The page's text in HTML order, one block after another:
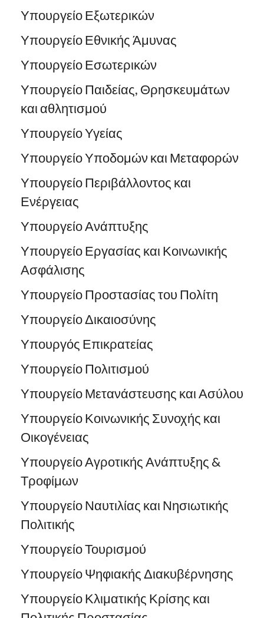
Υπουργείο Εξωτερικών
Υπουργείο Εθνικής Άμυνας
Υπουργείο Εσωτερικών
Υπουργείο Παιδείας, Θρησκευμάτων
και αθλητισμού
Υπουργείο Υγείας
Υπουργείο Υποδομών και Μεταφορών
Υπουργείο Περιβάλλοντος και
Ενέργειας
Υπουργείο Ανάπτυξης
Υπουργείο Εργασίας και Κοινωνικής
Ασφάλισης
Υπουργείο Προστασίας του Πολίτη
Υπουργείο Δικαιοσύνης
Υπουργός Επικρατείας
Υπουργείο Πολιτισμού
Υπουργείο Μετανάστευσης και Ασύλου
Υπουργείο Κοινωνικής Συνοχής και
Οικογένειας
Υπουργείο Αγροτικής Ανάπτυξης &
Τροφίμων
Υπουργείο Ναυτιλίας και Νησιωτικής
Πολιτικής
Υπουργείο Τουρισμού
Υπουργείο Ψηφιακής Διακυβέρνησης
Υπουργείο Κλιματικής Κρίσης και